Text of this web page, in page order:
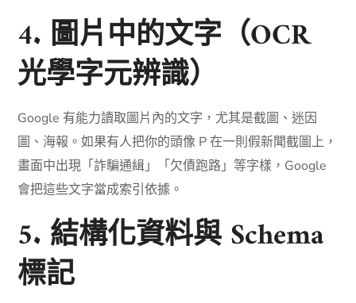
4. 圖片中的文字（OCR
光學字元辨識）
Google 有能力讀取圖片內的文字，尤其是截圖、迷因
圖、海報。如果有人把你的頭像 P 在一則假新聞截圖上，
畫面中出現「詐騙通緝」「欠債跑路」等字樣，Google
會把這些文字當成索引依據。
5. 結構化資料與 Schema
標記